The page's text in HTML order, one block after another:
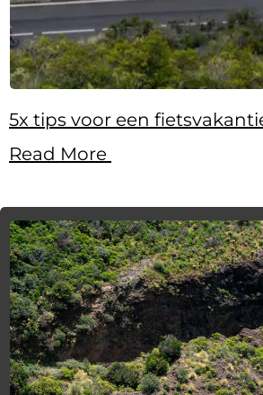
5x tips voor een
Read More